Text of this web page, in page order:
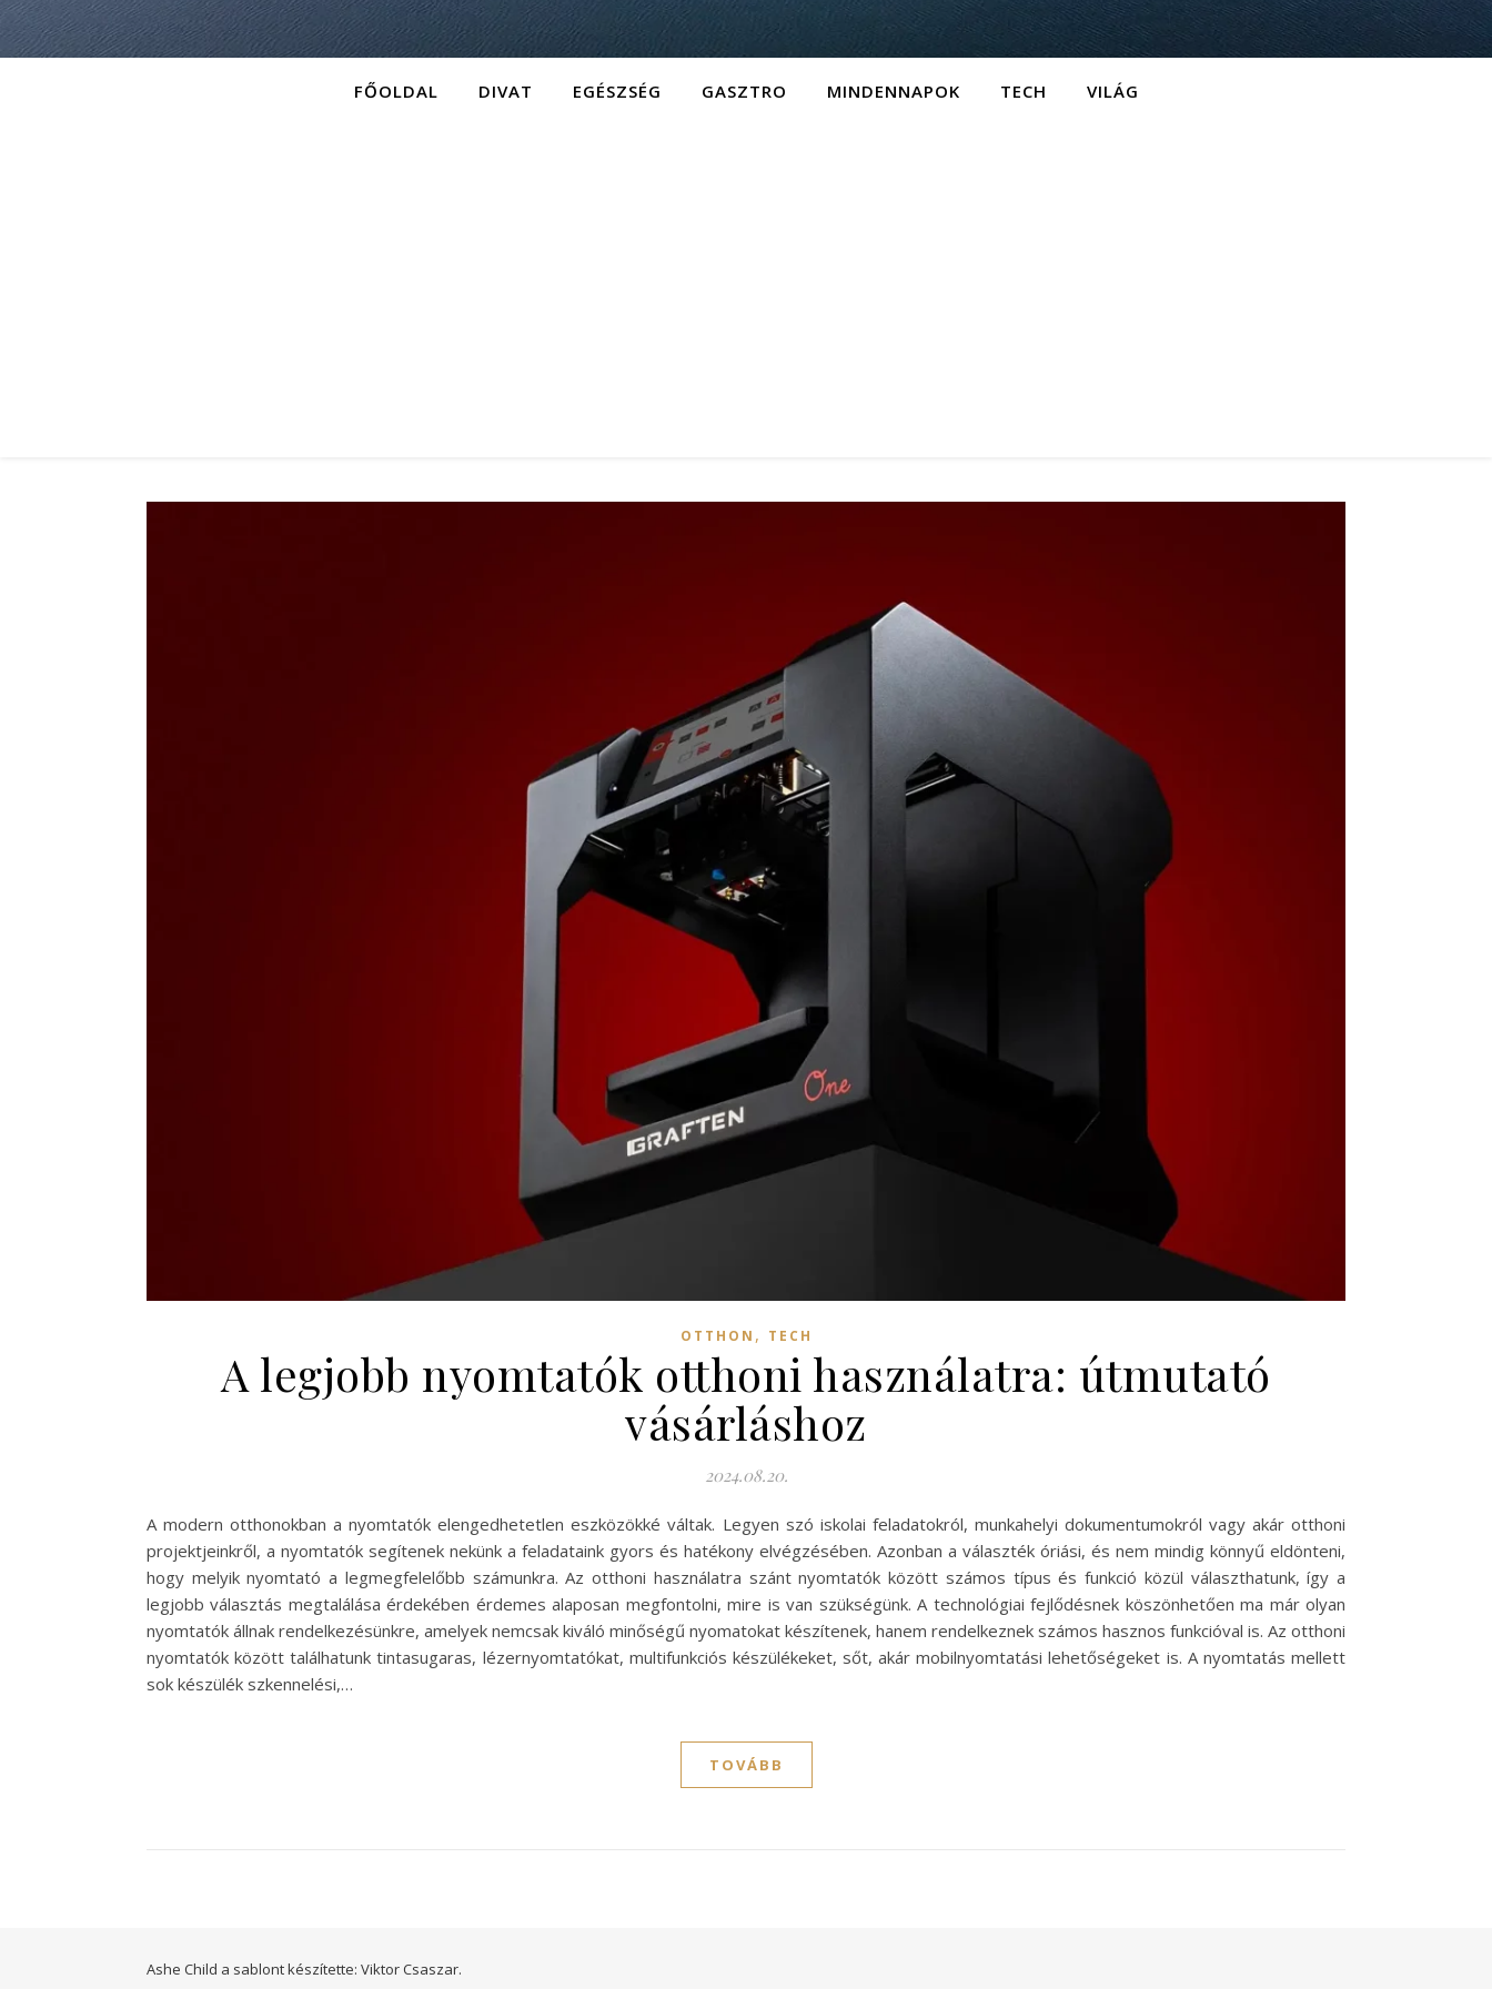
FŐOLDAL DIVAT EGÉSZSÉG GASZTRO MINDENNAPOK TECH VILÁG
OTTHON , TECH
A legjobb nyomtatók otthoni használatra: útmutató
vásárláshoz
2024.08.20.
A modern otthonokban a nyomtatók elengedhetetlen eszközökké váltak. Legyen szó iskolai feladatokról, munkahelyi dokumentumokról vagy akár otthoni
projektjeinkről, a nyomtatók segítenek nekünk a feladataink gyors és hatékony elvégzésében. Azonban a választék óriási, és nem mindig könnyű eldönteni,
hogy melyik nyomtató a legmegfelelőbb számunkra. Az otthoni használatra szánt nyomtatók között számos típus és funkció közül választhatunk, így a
legjobb választás megtalálása érdekében érdemes alaposan megfontolni, mire is van szükségünk. A technológiai fejlődésnek köszönhetően ma már olyan
nyomtatók állnak rendelkezésünkre, amelyek nemcsak kiváló minőségű nyomatokat készítenek, hanem rendelkeznek számos hasznos funkcióval is. Az otthoni
nyomtatók között találhatunk tintasugaras, lézernyomtatókat, multifunkciós készülékeket, sőt, akár mobilnyomtatási lehetőségeket is. A nyomtatás mellett
sok készülék szkennelési,…
TOVÁBB
Ashe Child a sablont készítette: Viktor Csaszar.